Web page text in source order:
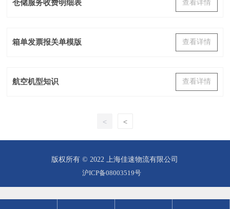
仓储服务收费明细表 查看详情
箱单发票报关单模版 查看详情
航空机型知识 查看详情
< <
版权所有 © 2022 上海佳速物流有限公司
沪ICP备08003519号